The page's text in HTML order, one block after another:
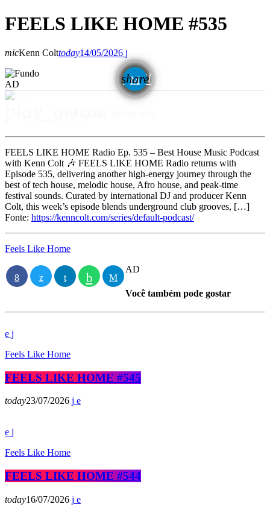
FEELS LIKE HOME #535
micKenn Colttoday14/05/2026
share
email
AD
FEELS LIKE HOME Radio Ep. 535 – Best House Music Podcast
with Kenn Colt 🎶 FEELS LIKE HOME Radio returns with
Episode 535, delivering another high-energy journey through the
best of tech house, melodic house, Afro house, and peak-time
festival sounds. Curated by international DJ and producer Kenn
Colt, this week’s episode blends underground club grooves, […]
Fonte: https://kenncolt.com/series/default-podcast/
Feels Like Home
AD
Você também pode gostar
Feels Like Home
FEELS LIKE HOME #545
today23/07/2026
Feels Like Home
FEELS LIKE HOME #544
today16/07/2026